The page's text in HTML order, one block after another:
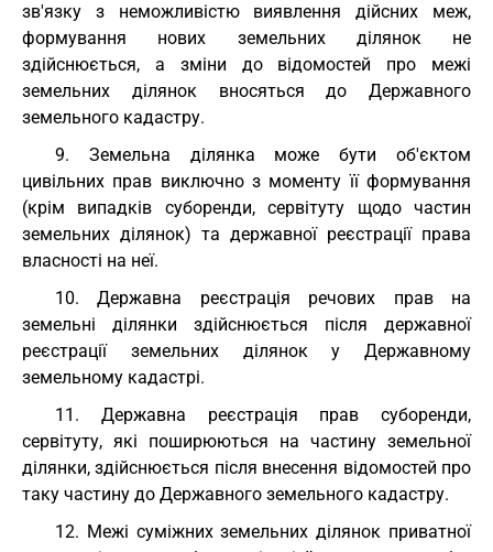
зв'язку з неможливістю виявлення дійсних меж,
формування нових земельних ділянок не
здійснюється, а зміни до відомостей про межі
земельних ділянок вносяться до Державного
земельного кадастру.
9. Земельна ділянка може бути об'єктом
цивільних прав виключно з моменту її формування
(крім випадків суборенди, сервітуту щодо частин
земельних ділянок) та державної реєстрації права
власності на неї.
10. Державна реєстрація речових прав на
земельні ділянки здійснюється після державної
реєстрації земельних ділянок у Державному
земельному кадастрі.
11. Державна реєстрація прав суборенди,
сервітуту, які поширюються на частину земельної
ділянки, здійснюється після внесення відомостей про
таку частину до Державного земельного кадастру.
12. Межі суміжних земельних ділянок приватної